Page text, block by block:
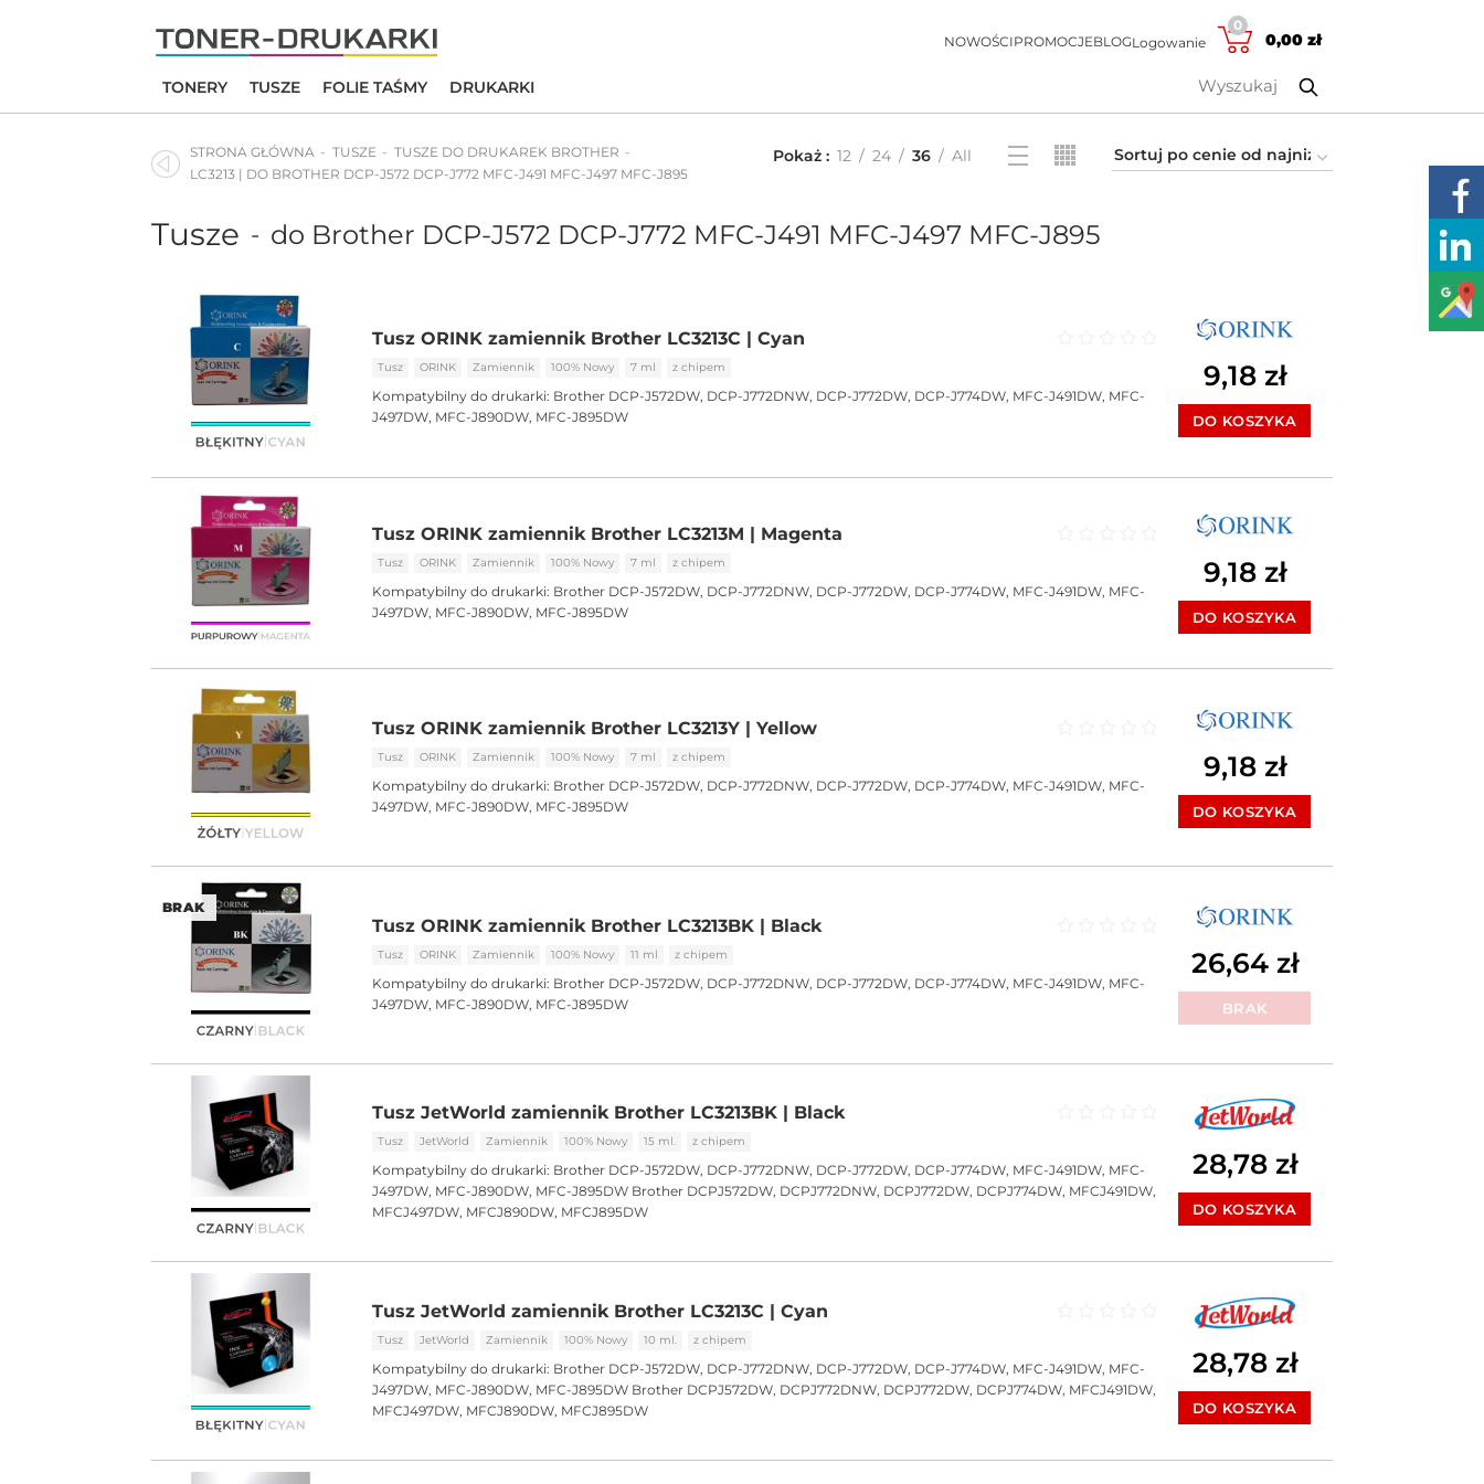
NOWOŚCIPROMOCJEBLOGLogowanie
0
0,00 zł
TONERY TUSZE FOLIE TAŚMY DRUKARKI
STRONA GŁÓWNA TUSZE
TUSZE DO DRUKAREK BROTHER
LC3213 | DO BROTHER DCP-J572 DCP-J772 MFC-J491 MFC-J497 MFC-J895
Pokaż 12 24 36 All
Tusze - do Brother DCP-J572 DCP-J772 MFC-J491 MFC-J497 MFC-J895
Tusz ORINK zamiennik Brother LC3213C | Cyan
Tusz ORINK Zamiennik 100% Nowy 7 ml z chipem
Kompatybilny do drukarki: Brother DCP-J572DW, DCP-J772DNW, DCP-J772DW, DCP-J774DW, MFC-J491DW, MFC-
J497DW, MFC-J890DW, MFC-J895DW
9,18 zł
DO KOSZYKA
Tusz ORINK zamiennik Brother LC3213M | Magenta
Tusz ORINK Zamiennik 100% Nowy 7 ml z chipem
Kompatybilny do drukarki: Brother DCP-J572DW, DCP-J772DNW, DCP-J772DW, DCP-J774DW, MFC-J491DW, MFC-
J497DW, MFC-J890DW, MFC-J895DW
9,18 zł
DO KOSZYKA
Tusz ORINK zamiennik Brother LC3213Y | Yellow
Tusz ORINK Zamiennik 100% Nowy 7 ml z chipem
Kompatybilny do drukarki: Brother DCP-J572DW, DCP-J772DNW, DCP-J772DW, DCP-J774DW, MFC-J491DW, MFC-
J497DW, MFC-J890DW, MFC-J895DW
9,18 zł
DO KOSZYKA
BRAK
Tusz ORINK zamiennik Brother LC3213BK | Black
Tusz ORINK Zamiennik 100% Nowy 11 ml z chipem
Kompatybilny do drukarki: Brother DCP-J572DW, DCP-J772DNW, DCP-J772DW, DCP-J774DW, MFC-J491DW, MFC-
J497DW, MFC-J890DW, MFC-J895DW
26,64 zł
BRAK
Tusz JetWorld zamiennik Brother LC3213BK | Black
Oceniono
Tusz JetWorld Zamiennik 100% Nowy 15 ml. z chipem
Kompatybilny do drukarki: Brother DCP-J572DW, DCP-J772DNW, DCP-J772DW, DCP-J774DW, MFC-J491DW, MFC-
J497DW, MFC-J890DW, MFC-J895DW Brother DCPJ572DW, DCPJ772DNW, DCPJ772DW, DCPJ774DW, MFCJ491DW,
MFCJ497DW, MFCJ890DW, MFCJ895DW
28,78 zł
DO KOSZYKA
Tusz JetWorld zamiennik Brother LC3213C | Cyan
Oceniono
Tusz JetWorld Zamiennik 100% Nowy 10 ml. z chipem
Kompatybilny do drukarki: Brother DCP-J572DW, DCP-J772DNW, DCP-J772DW, DCP-J774DW, MFC-J491DW, MFC-
J497DW, MFC-J890DW, MFC-J895DW Brother DCPJ572DW, DCPJ772DNW, DCPJ772DW, DCPJ774DW, MFCJ491DW,
MFCJ497DW, MFCJ890DW, MFCJ895DW
28,78 zł
DO KOSZYKA